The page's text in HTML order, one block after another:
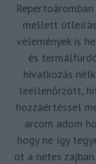
mellett
vélemények is
és
hivatkozás
leellenőrzött,
hozzáértéssel
arcom adom
hogy ne így
ot a netes